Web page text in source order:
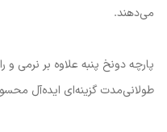
می‌دهند.
پارچه دونخ پنبه علاوه بر نرمی و
طولانی‌مدت گزینه‌ای ایده‌آل